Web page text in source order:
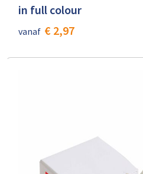
in full colour
vanaf € 2,97